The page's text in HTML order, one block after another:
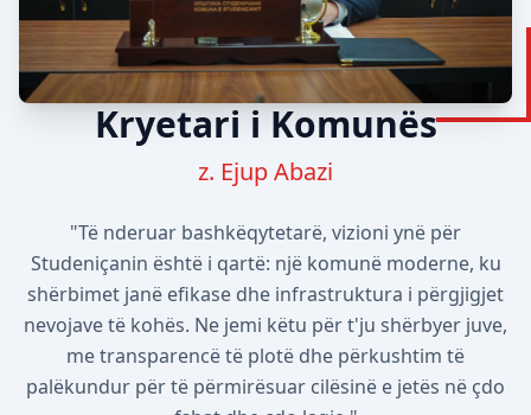
Kryetari i Komunës
z. Ejup Abazi
"Të nderuar bashkëqytetarë, vizioni ynë për
Studeniçanin është i qartë: një komunë moderne, ku
shërbimet janë efikase dhe infrastruktura i përgjigjet
nevojave të kohës. Ne jemi këtu për t'ju shërbyer juve,
me transparencë të plotë dhe përkushtim të
palëkundur për të përmirësuar cilësinë e jetës në çdo